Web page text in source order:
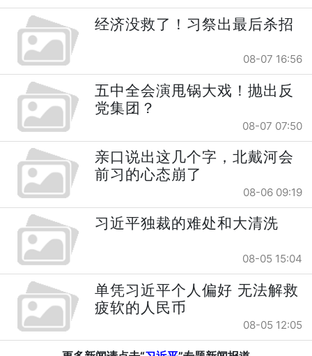
经济没救了！习祭出最后杀招
08-07 16:56
五中全会演甩锅大戏！抛出反
党集团？
08-07 07:50
亲口说出这几个字，北戴河会
前习的心态崩了
08-06 09:19
习近平独裁的难处和大清洗
08-05 15:04
单凭习近平个人偏好 无法解救
疲软的人民币
08-05 12:05